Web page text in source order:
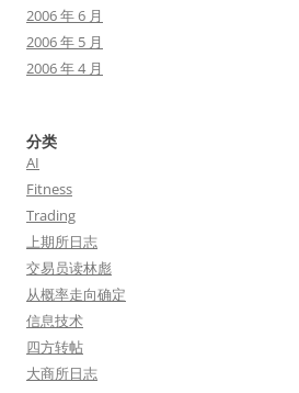
2006 年 6 月
2006 年 5 月
2006 年 4 月
分类
AI
Fitness
Trading
上期所日志
交易员读林彪
从概率走向确定
信息技术
四方转帖
大商所日志